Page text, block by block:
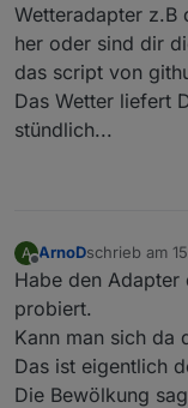
Wetteradapter z.B
her oder sind dir
das script von
Das Wetter liefert
stündlich...
A
Offline
ArnoDschrieb am
zuletzt
Habe den
probiert.
Kann man sich da
Das ist eigentlich
Die Bewölkung